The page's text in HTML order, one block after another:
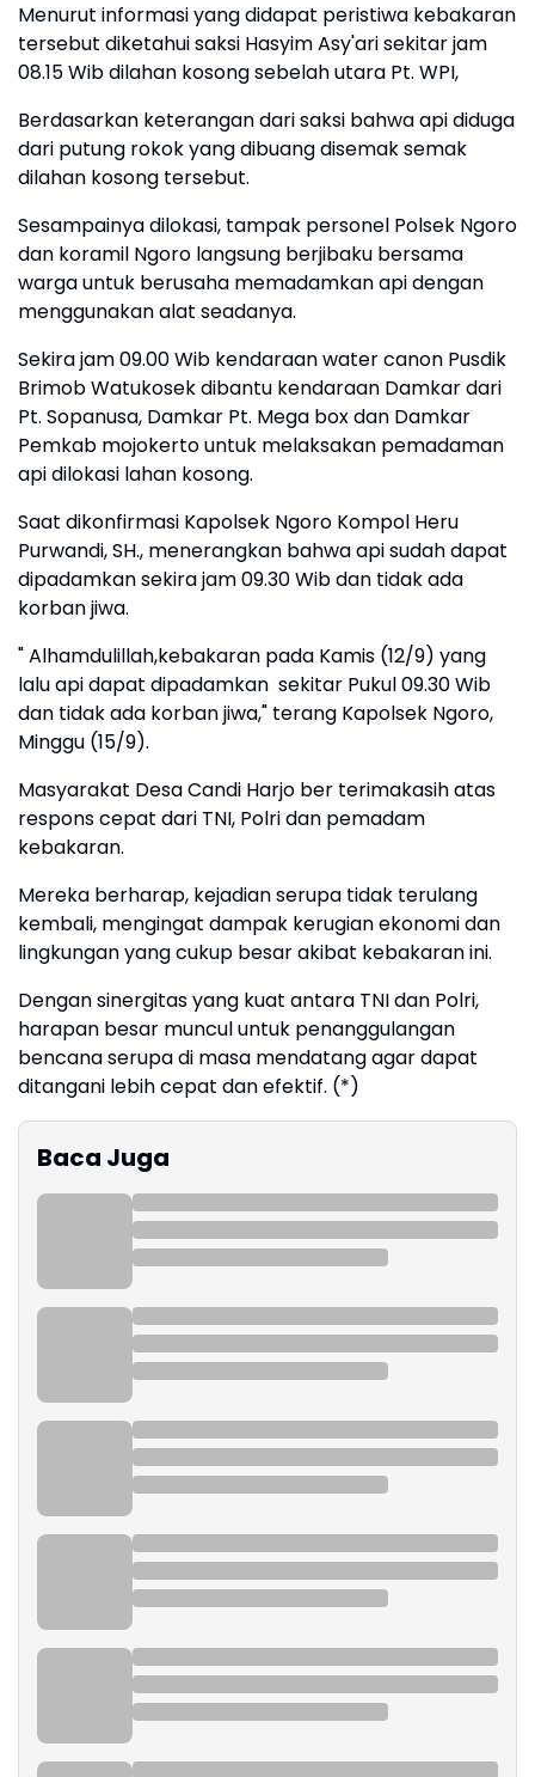
Menurut informasi yang didapat peristiwa kebakaran
tersebut diketahui saksi Hasyim Asy'ari sekitar jam
08.15 Wib dilahan kosong sebelah utara Pt. WPI,
Berdasarkan keterangan dari saksi bahwa api diduga
dari putung rokok yang dibuang disemak semak
dilahan kosong tersebut.
Sesampainya dilokasi, tampak personel Polsek Ngoro
dan koramil Ngoro langsung berjibaku bersama
warga untuk berusaha memadamkan api dengan
menggunakan alat seadanya.
Sekira jam 09.00 Wib kendaraan water canon Pusdik
Brimob Watukosek dibantu kendaraan Damkar dari
Pt. Sopanusa, Damkar Pt. Mega box dan Damkar
Pemkab mojokerto untuk melaksakan pemadaman
api dilokasi lahan kosong.
Saat dikonfirmasi Kapolsek Ngoro Kompol Heru
Purwandi, SH., menerangkan bahwa api sudah dapat
dipadamkan sekira jam 09.30 Wib dan tidak ada
korban jiwa.
" Alhamdulillah,kebakaran pada Kamis (12/9) yang
lalu api dapat dipadamkan sekitar Pukul 09.30 Wib
dan tidak ada korban jiwa," terang Kapolsek Ngoro,
Minggu (15/9).
Masyarakat Desa Candi Harjo ber terimakasih atas
respons cepat dari TNI, Polri dan pemadam
kebakaran.
Mereka berharap, kejadian serupa tidak terulang
kembali, mengingat dampak kerugian ekonomi dan
lingkungan yang cukup besar akibat kebakaran ini.
Dengan sinergitas yang kuat antara TNI dan Polri,
harapan besar muncul untuk penanggulangan
bencana serupa di masa mendatang agar dapat
ditangani lebih cepat dan efektif. (*)
Baca Juga